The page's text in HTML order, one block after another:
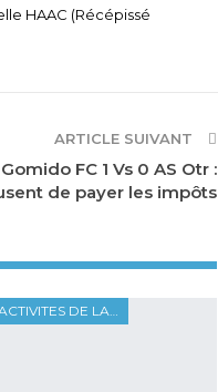
HAAC (Récépissé
ARTICLE SUIVANT
FC 1 Vs 0 AS Otr :
de payer les impôts